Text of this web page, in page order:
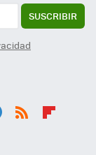
SUSCRIBIR